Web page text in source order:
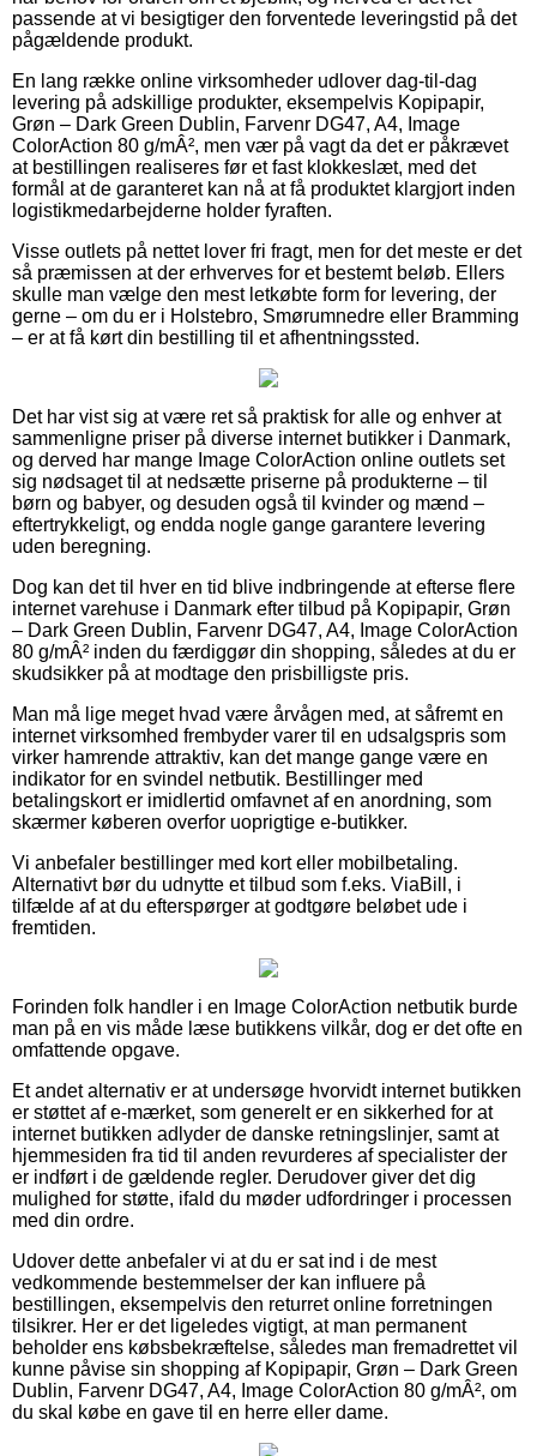
passende at vi besigtiger den forventede leveringstid på det
pågældende produkt.
En lang række online virksomheder udlover dag-til-dag
levering på adskillige produkter, eksempelvis Kopipapir,
Grøn – Dark Green Dublin, Farvenr DG47, A4, Image
ColorAction 80 g/mÂ², men vær på vagt da det er påkrævet
at bestillingen realiseres før et fast klokkeslæt, med det
formål at de garanteret kan nå at få produktet klargjort inden
logistikmedarbejderne holder fyraften.
Visse outlets på nettet lover fri fragt, men for det meste er det
så præmissen at der erhverves for et bestemt beløb. Ellers
skulle man vælge den mest letkøbte form for levering, der
gerne – om du er i Holstebro, Smørumnedre eller Bramming
– er at få kørt din bestilling til et afhentningssted.
Det har vist sig at være ret så praktisk for alle og enhver at
sammenligne priser på diverse internet butikker i Danmark,
og derved har mange Image ColorAction online outlets set
sig nødsaget til at nedsætte priserne på produkterne – til
børn og babyer, og desuden også til kvinder og mænd –
eftertrykkeligt, og endda nogle gange garantere levering
uden beregning.
Dog kan det til hver en tid blive indbringende at efterse flere
internet varehuse i Danmark efter tilbud på Kopipapir, Grøn
– Dark Green Dublin, Farvenr DG47, A4, Image ColorAction
80 g/mÂ² inden du færdiggør din shopping, således at du er
skudsikker på at modtage den prisbilligste pris.
Man må lige meget hvad være årvågen med, at såfremt en
internet virksomhed frembyder varer til en udsalgspris som
virker hamrende attraktiv, kan det mange gange være en
indikator for en svindel netbutik. Bestillinger med
betalingskort er imidlertid omfavnet af en anordning, som
skærmer køberen overfor uoprigtige e-butikker.
Vi anbefaler bestillinger med kort eller mobilbetaling.
Alternativt bør du udnytte et tilbud som f.eks. ViaBill, i
tilfælde af at du efterspørger at godtgøre beløbet ude i
fremtiden.
Forinden folk handler i en Image ColorAction netbutik burde
man på en vis måde læse butikkens vilkår, dog er det ofte en
omfattende opgave.
Et andet alternativ er at undersøge hvorvidt internet butikken
er støttet af e-mærket, som generelt er en sikkerhed for at
internet butikken adlyder de danske retningslinjer, samt at
hjemmesiden fra tid til anden revurderes af specialister der
er indført i de gældende regler. Derudover giver det dig
mulighed for støtte, ifald du møder udfordringer i processen
med din ordre.
Udover dette anbefaler vi at du er sat ind i de mest
vedkommende bestemmelser der kan influere på
bestillingen, eksempelvis den returret online forretningen
tilsikrer. Her er det ligeledes vigtigt, at man permanent
beholder ens købsbekræftelse, således man fremadrettet vil
kunne påvise sin shopping af Kopipapir, Grøn – Dark Green
Dublin, Farvenr DG47, A4, Image ColorAction 80 g/mÂ², om
du skal købe en gave til en herre eller dame.